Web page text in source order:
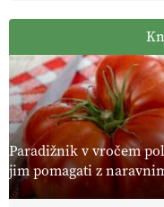
Paradižnik v vročem
jim pomagati z